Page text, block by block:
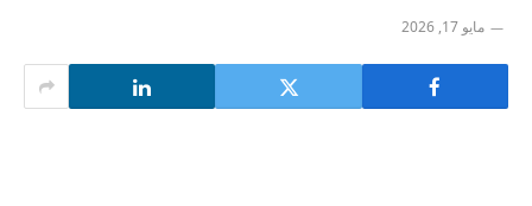
مايو 17, 2026